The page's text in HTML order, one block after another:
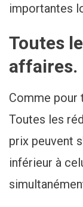
importantes
Toutes
affaires.
Comme pour
Toutes les
prix peuvent
inférieur à